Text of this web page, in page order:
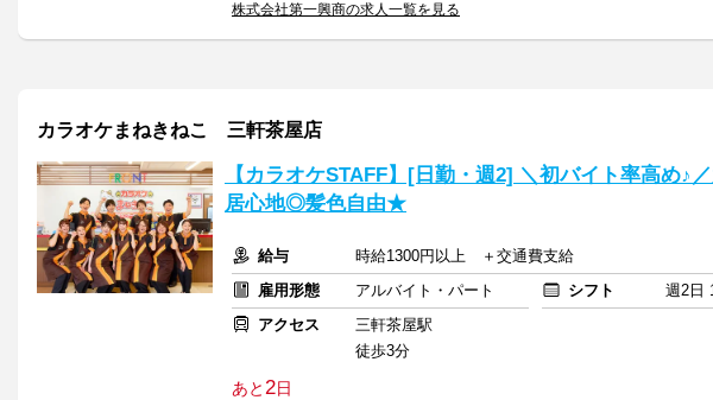
株式会社第一興商の求人一覧を見る
カラオケまねきねこ 三軒茶屋店
【カラオケSTAFF】[日勤・週2] ＼初バイト率高め♪
居心地◎髪色自由★
給与
時給1300円以上 ＋交通費支給
雇用形態
アルバイト・パート シフト
週2日
アクセス
三軒茶屋駅
徒歩3分
あと2日